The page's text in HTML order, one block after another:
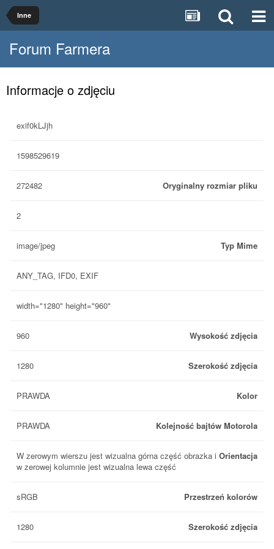
Inne
Forum Farmera
Informacje o zdjęciu
exif0kLJjh
1598529619
Oryginalny rozmiar pliku
272482
2
Typ Mime
image/jpeg
ANY_TAG, IFD0, EXIF
width="1280" height="960"
Wysokość zdjęcia
960
Szerokość zdjęcia
1280
Kolor
PRAWDA
Kolejność bajtów Motorola
PRAWDA
Orientacja
W zerowym wierszu jest wizualna górna część obrazka i
w zerowej kolumnie jest wizualna lewa część
Przestrzeń kolorów
sRGB
Szerokość zdjęcia
1280